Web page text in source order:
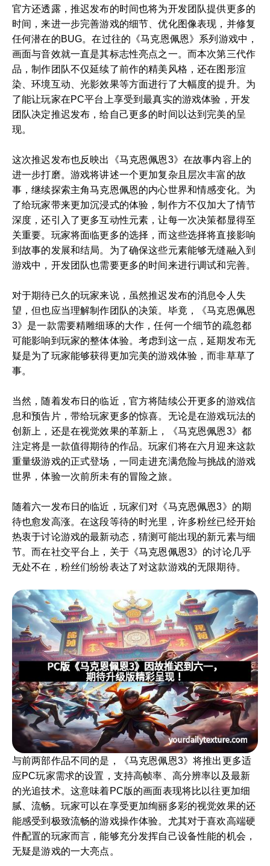
官方还透露，推迟发布的时间也将为开发团队提供更多的
时间，来进一步完善游戏的细节、优化图像表现，并修复
任何潜在的BUG。在过往的《马克恩佩恩》系列游戏中，
画面与音效就一直是其标志性亮点之一。而本次第三代作
品，制作团队不仅延续了前作的精美风格，还在图形渲
染、环境互动、光影效果等方面进行了大幅度的提升。为
了能让玩家在PC平台上享受到最真实的游戏体验，开发
团队决定推迟发布，给自己更多的时间以达到完美的呈
现。
这次推迟发布也反映出《马克恩佩恩3》在故事内容上的
进一步打磨。游戏将讲述一个更加复杂且层次丰富的故
事，继续探索主角马克恩佩恩的内心世界和情感变化。为
了给玩家带来更加沉浸式的体验，制作方不仅加大了情节
深度，还引入了更多互动性元素，让每一次决策都显得至
关重要。玩家将面临更多的选择，而这些选择将直接影响
到故事的发展和结局。为了确保这些元素能够无缝融入到
游戏中，开发团队也需要更多的时间来进行调试和完善。
对于期待已久的玩家来说，虽然推迟发布的消息令人失
望，但也应当理解制作团队的决策。毕竟，《马克恩佩恩
3》是一款需要精雕细琢的大作，任何一个细节的疏忽都
可能影响到玩家的整体体验。考虑到这一点，延期发布无
疑是为了玩家能够获得更加完美的游戏体验，而非草草了
事。
当然，随着发布日的临近，官方将陆续公开更多的游戏信
息和预告片，带给玩家更多的惊喜。无论是在游戏玩法的
创新上，还是在视觉效果的革新上，《马克恩佩恩3》都
注定将是一款值得期待的作品。玩家们将在六月迎来这款
重量级游戏的正式登场，一同走进充满危险与挑战的游戏
世界，体验一次前所未有的冒险之旅。
随着六一发布日的临近，玩家们对《马克恩佩恩3》的期
待也愈发高涨。在这段等待的时光里，许多粉丝已经开始
热衷于讨论游戏的最新动态，猜测可能出现的新元素与细
节。而在社交平台上，关于《马克恩佩恩3》的讨论几乎
无处不在，粉丝们纷纷表达了对这款游戏的无限期待。
与前两部作品不同的是，《马克恩佩恩3》将推出更多适
应PC玩家需求的设置，支持高帧率、高分辨率以及最新
的光追技术。这意味着PC版的画面表现将比以往更加细
腻、流畅。玩家可以在享受更加绚丽多彩的视觉效果的还
能感受到极致流畅的游戏操作体验。尤其对于喜欢高端硬
件配置的玩家而言，能够充分发挥自己设备性能的机会，
无疑是游戏的一大亮点。